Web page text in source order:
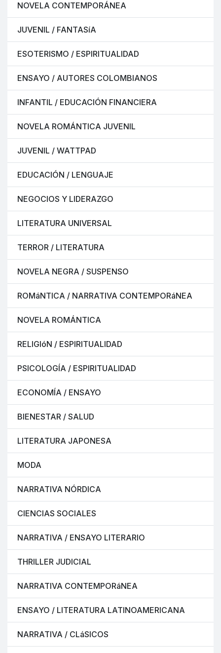
NOVELA CONTEMPORÁNEA
JUVENIL / FANTASíA
ESOTERISMO / ESPIRITUALIDAD
ENSAYO / AUTORES COLOMBIANOS
INFANTIL / EDUCACIÓN FINANCIERA
NOVELA ROMÁNTICA JUVENIL
JUVENIL / WATTPAD
EDUCACIÓN / LENGUAJE
NEGOCIOS Y LIDERAZGO
LITERATURA UNIVERSAL
TERROR / LITERATURA
NOVELA NEGRA / SUSPENSO
ROMáNTICA / NARRATIVA CONTEMPORáNEA
NOVELA ROMÁNTICA
RELIGIóN / ESPIRITUALIDAD
PSICOLOGÍA / ESPIRITUALIDAD
ECONOMÍA / ENSAYO
BIENESTAR / SALUD
LITERATURA JAPONESA
MODA
NARRATIVA NÓRDICA
CIENCIAS SOCIALES
NARRATIVA / ENSAYO LITERARIO
THRILLER JUDICIAL
NARRATIVA CONTEMPORáNEA
ENSAYO / LITERATURA LATINOAMERICANA
NARRATIVA / CLáSICOS